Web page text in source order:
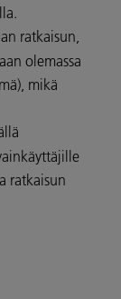
ratkaisun,
olemassa
mikä
ratkaisun